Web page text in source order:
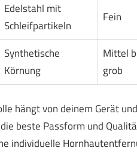
Edelstahl mit
Schleifpartikeln
Fein
Synthetische
Körnung
Mittel
grob
hängt von deinem Gerät
beste Passform und
individuelle